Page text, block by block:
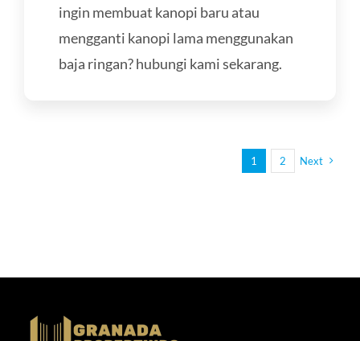
ingin membuat kanopi baru atau
mengganti kanopi lama menggunakan
baja ringan? hubungi kami sekarang.
1 2 Next